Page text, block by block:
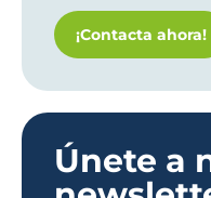
¡Contacta ahora!
Únete a